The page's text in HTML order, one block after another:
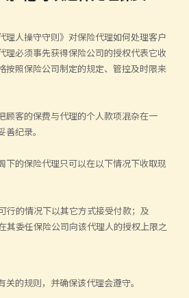
理人操守守则》对保险代理如何处理客户
理必须事先获得保险公司的授权代表它收
按照保险公司制定的规定、管控及时限来
顾客的保费与代理的个人款项混杂在一
纪录。
下的保险代理只可以在以下情况下收取现
行的情况下以其它方式接受付款；及
其委任保险公司向该代理人的授权上限之
的规则，并确保该代理会遵守。